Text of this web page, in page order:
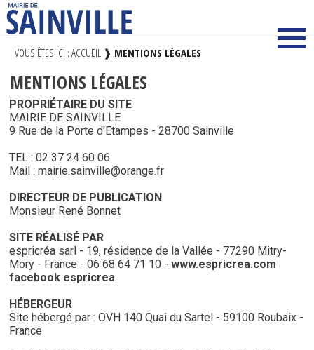
VOUS ÊTES ICI :ACCUEIL ❱ MENTIONS LÉGALES
MENTIONS LÉGALES
PROPRIÉTAIRE DU SITE
MAIRIE DE SAINVILLE
9 Rue de la Porte d'Etampes - 28700 Sainville
TEL : 02 37 24 60 06
Mail : mairie.sainville@orange.fr
DIRECTEUR DE PUBLICATION
Monsieur René Bonnet
SITE RÉALISÉ PAR
espricréa sarl - 19, résidence de la Vallée - 77290 Mitry-
Mory - France - 06 68 64 71 10 -www.espricrea.com
facebook espricrea
HÉBERGEUR
Site hébergé par : OVH 140 Quai du Sartel - 59100 Roubaix -
France